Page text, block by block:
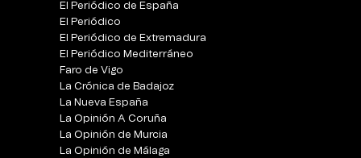
El Periódico de España
El Periódico
El Periódico de Extremadura
El Periódico Mediterráneo
Faro de Vigo
La Crónica de Badajoz
La Nueva España
La Opinión A Coruña
La Opinión de Murcia
La Opinión de Málaga